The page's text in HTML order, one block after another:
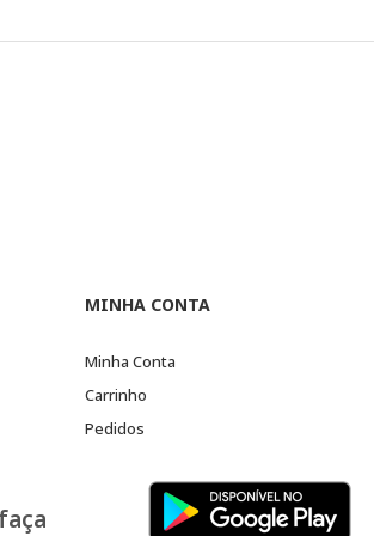
MINHA CONTA
Minha Conta
Carrinho
Pedidos